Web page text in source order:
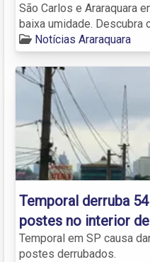
São Carlos e Araraquara
baixa umidade. Descubra
Notícias Araraquara
Temporal derruba
postes no interior
Temporal em SP causa
postes derrubados.